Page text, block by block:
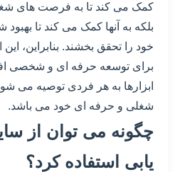
کمک می کند تا به فرصت های
بلکه به آنها کمک می کند تا
خود را تحقق بخشند. بنابراین،
برای توسعه حرفه ای و شخصی
ابزارها به هر فردی توصیه می
شغلی و حرفه ای خود می باشد.
چگونه می توان از
یابی استفاده کرد؟